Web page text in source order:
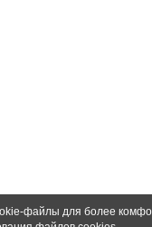
файлы для более